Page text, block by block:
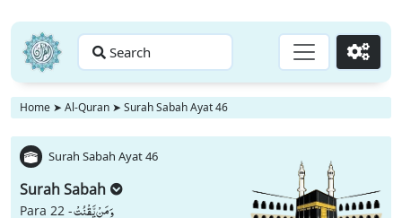
Search Go
Home ➤ Al-Quran ➤ Surah Sabah Ayat 46
Surah Sabah Ayat 46
Surah Sabah
Para 22 -وَ مَنْ یَّقْنُتْ